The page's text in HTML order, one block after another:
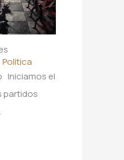
Politica
Iniciamos el
partidos